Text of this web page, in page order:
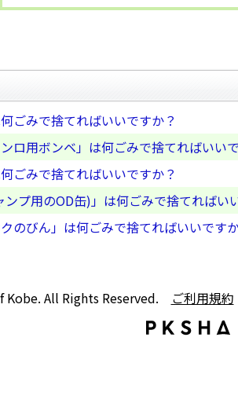
何ごみで捨てればいいですか？
ンロ用ボンベ」は何ごみで捨てればいい
何ごみで捨てればいいですか？
ンプ用のOD缶)」は何ごみで捨てればい
クのびん」は何ごみで捨てればいいです
All Rights Reserved. ご利用規約